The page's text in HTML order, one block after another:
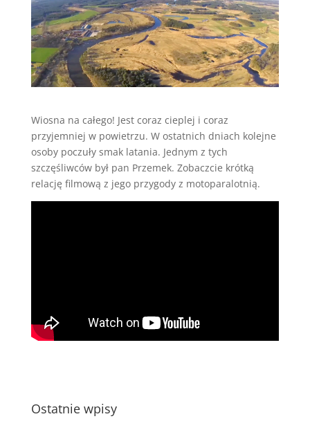
Wiosna na całego! Jest coraz cieplej i coraz
przyjemniej w powietrzu. W ostatnich dniach kolejne
osoby poczuły smak latania. Jednym z tych
szczęśliwców był pan Przemek. Zobaczcie krótką
relację filmową z jego przygody z motoparalotnią.
Ostatnie wpisy